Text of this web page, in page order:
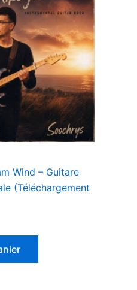
Wind – Guitare
(Téléchargement